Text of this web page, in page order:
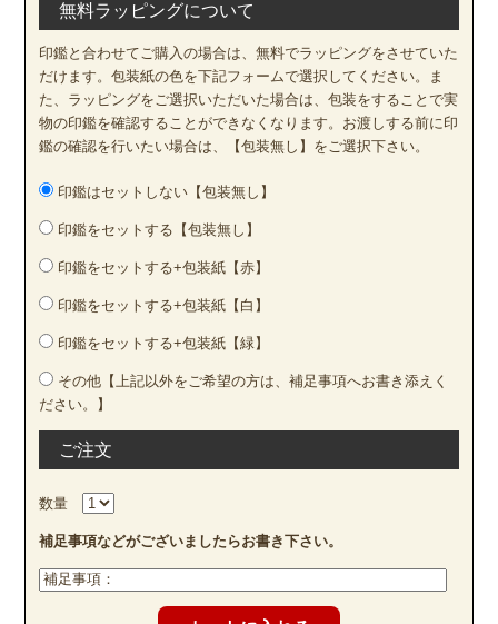
無料ラッピングについて
印鑑と合わせてご購入の場合は、無料でラッピングをさせていた
だけます。包装紙の色を下記フォームで選択してください。ま
た、ラッピングをご選択いただいた場合は、包装をすることで実
物の印鑑を確認することができなくなります。お渡しする前に印
鑑の確認を行いたい場合は、【包装無し】をご選択下さい。
印鑑はセットしない【包装無し】
印鑑をセットする【包装無し】
印鑑をセットする+包装紙【赤】
印鑑をセットする+包装紙【白】
印鑑をセットする+包装紙【緑】
その他【上記以外をご希望の方は、補足事項へお書き添えく
ださい。】
ご注文
数量
補足事項などがございましたらお書き下さい。